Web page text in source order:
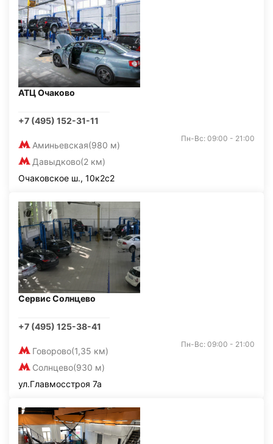
АТЦ Очаково
+7 (495) 152-31-11
Аминьевская(980 м)
Давыдково(2 км)
Пн-Вс: 09:00 - 21:00
Очаковское ш., 10к2с2
Сервис Солнцево
+7 (495) 125-38-41
Говорово(1,35 км)
Солнцево(930 м)
Пн-Вс: 09:00 - 21:00
ул.Главмосстроя 7а